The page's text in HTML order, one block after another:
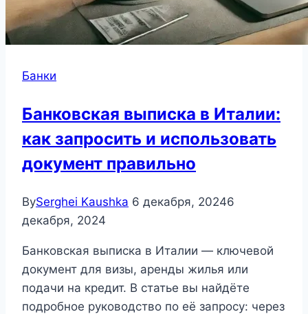
Банки
Банковская выписка в Италии:
как запросить и использовать
документ правильно
BySerghei Kaushka 6 декабря, 20246
декабря, 2024
Банковская выписка в Италии — ключевой
документ для визы, аренды жилья или
подачи на кредит. В статье вы найдёте
подробное руководство по её запросу: через